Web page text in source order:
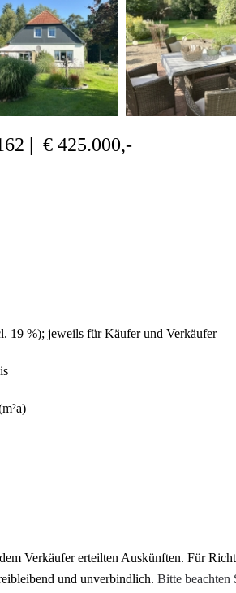
| € 425.000,-
19 %); jeweils für Käufer und Verkäufer
Verkäufer erteilten Auskünften. Für
und unverbindlich. Bitte beachten